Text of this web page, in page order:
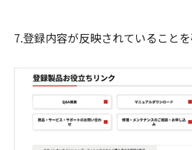
7.登録内容が反映されていること